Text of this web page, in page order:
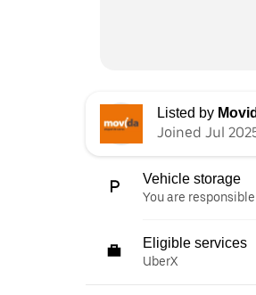
Listed by
Joined Jul
Vehicle storage
You are
Eligible services
UberX